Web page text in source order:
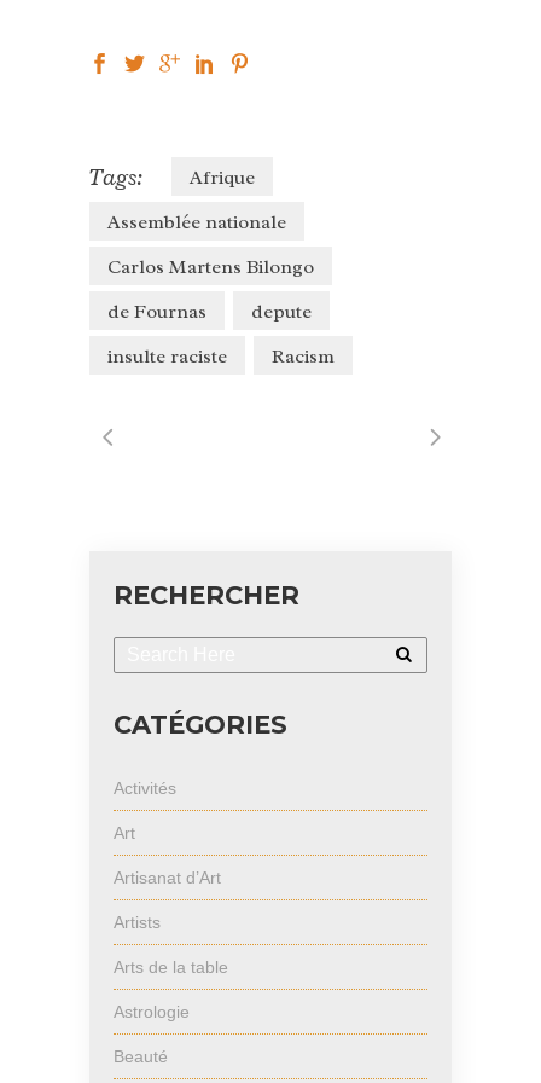
Tags:
Afrique
Assemblée nationale
Carlos Martens Bilongo
de Fournas
depute
insulte raciste
Racism
RECHERCHER
CATÉGORIES
Activités
Art
Artisanat d’Art
Artists
Arts de la table
Astrologie
Beauté